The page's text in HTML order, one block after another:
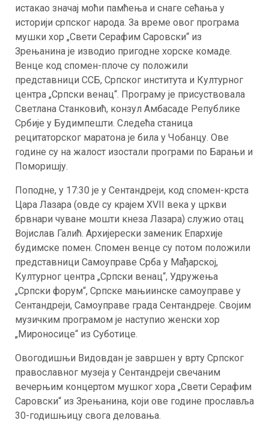
истакао значај моћи памћења и снаге сећања у
историји српског народа. За време овог програма
мушки хор „Свети Серафим Саровски“ из
Зрењанина је изводио пригодне хорске комаде.
Венце код спомен-плоче су положили
представници ССБ, Српског института и Културног
центра „Српски венац“. Програму је присуствовала
Светлана Станковић, конзул Амбасаде Републике
Србије у Будимпешти. Следећа станица
рецитаторског маратона је била у Чобанцу. Ове
године су на жалост изостали програми по Барањи и
Поморишју.
Поподне, у 17:30 је у Сентандреји, код спомен-крста
Цара Лазара (овде су крајем XVII века у цркви
брвнари чуване мошти кнеза Лазара) служио отац
Војислав Галић. Архијерески заменик Епархије
будимске помен. Спомен венце су потом положили
представници Самоуправе Срба у Мађарској,
Културног центра „Српски венац“, Удружења
„Српски форум“, Српске мањиинске самоуправе у
Сентандреји, Самоуправе града Сентандреје. Својим
музичким програмом је наступио женски хор
„Мироносице“ из Суботице.
Овогодишњи Видовдан је завршен у врту Српског
православног музеја у Сентандреји свечаним
вечерњим концертом мушког хора „Свети Серафим
Саровски“ из Зрењанина, који ове године прославља
30-годишњицу свога деловања.